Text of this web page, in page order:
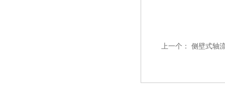
上一个： 侧壁式轴